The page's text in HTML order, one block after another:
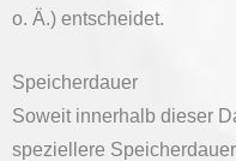
o. Ä.) entscheidet.
Speicherdauer
Soweit innerhalb dieser
speziellere